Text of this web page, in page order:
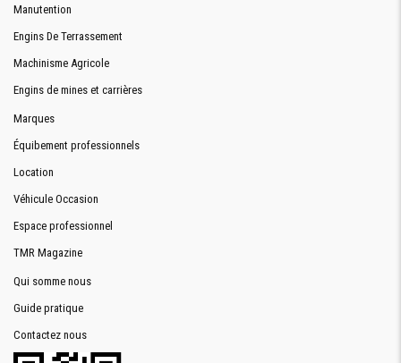
Manutention
Engins De Terrassement
Machinisme Agricole
Engins de mines et carrières
Marques
Équibement professionnels
Location
Véhicule Occasion
Espace professionnel
TMR Magazine
Qui somme nous
Guide pratique
Contactez nous